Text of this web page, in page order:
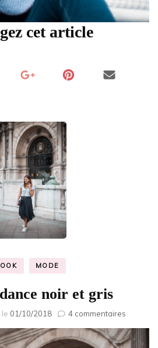
cet article
MODE
noir et gris
le 01/10/2018 4 commentaires